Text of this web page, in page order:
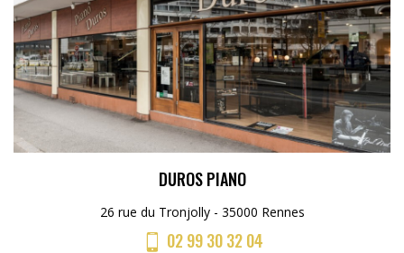
DUROS PIANO
26 rue du Tronjolly - 35000 Rennes
02 99 30 32 04